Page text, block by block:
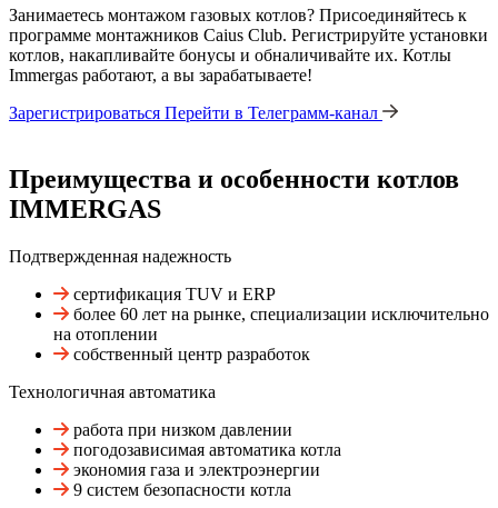
Занимаетесь монтажом газовых котлов? Присоединяйтесь к
программе монтажников Caius Club. Регистрируйте установки
котлов, накапливайте бонусы и обналичивайте их. Котлы
Immergas работают, а вы зарабатываете!
Зарегистрироваться Перейти в Телеграмм-канал
Преимущества и особенности котлов
IMMERGAS
Подтвержденная надежность
сертификация TUV и ERP
более 60 лет на рынке, специализации исключительно
на отоплении
собственный центр разработок
Технологичная автоматика
работа при низком давлении
погодозависимая автоматика котла
экономия газа и электроэнергии
9 систем безопасности котла